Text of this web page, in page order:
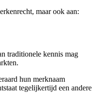
maar ook aan:
traditionele kennis mag
hun merknaam
tegelijkertijd een andere